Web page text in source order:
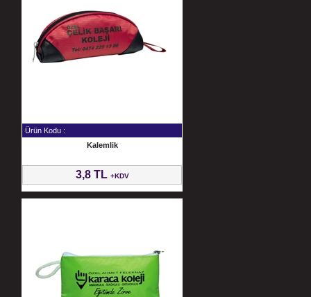
Ürün Kodu :
Kalemlik
3,8 TL +KDV